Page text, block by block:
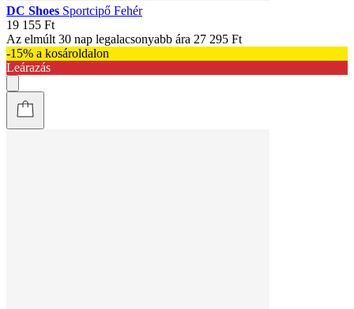
DC Shoes Sportcipő Fehér
19 155 Ft
Az elmúlt 30 nap legalacsonyabb ára 27 295 Ft
-15% a kosároldalon
Leárazás